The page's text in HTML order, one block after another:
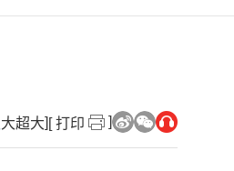
大超大] [ 打印 ]